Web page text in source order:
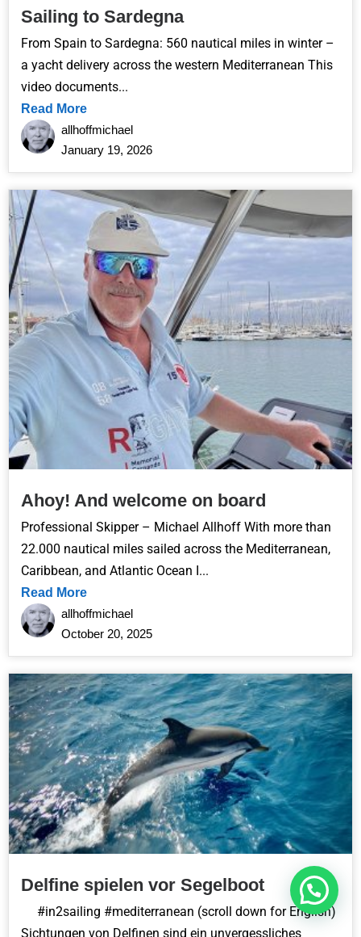
Sailing to Sardegna
From Spain to Sardegna: 560 nautical miles in winter –
a yacht delivery across the western Mediterranean This
video documents...
Read More
allhoffmichael
January 19, 2026
Ahoy! And welcome on board
Professional Skipper – Michael Allhoff With more than
22.000 nautical miles sailed across the Mediterranean,
Caribbean, and Atlantic Ocean I...
Read More
allhoffmichael
October 20, 2025
Delfine spielen vor Segelboot
#in2sailing #mediterranean (scroll down for English)
Sichtungen von Delfinen sind ein unvergessliches
Contact me